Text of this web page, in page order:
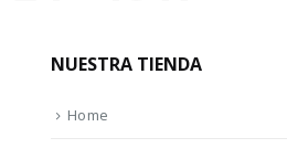
NUESTRA TIENDA
Home